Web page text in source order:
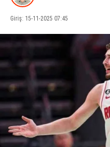
KÜLTÜR SANAT
Giriş: 15-11-2025 07:45